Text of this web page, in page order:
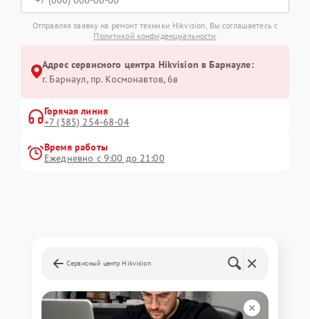
Отправляя заявку на ремонт техники Hikvision, Вы соглашаетесь с
Политикой конфиденциальности
Адрес сервисного центра Hikvision в Барнауле:
г. Барнаул, ​пр. Космонавтов, 6в
Горячая линия
+7 (385) 254-68-04
Время работы
Ежедневно с 9:00 до 21:00
Сервисный центр Hikvision